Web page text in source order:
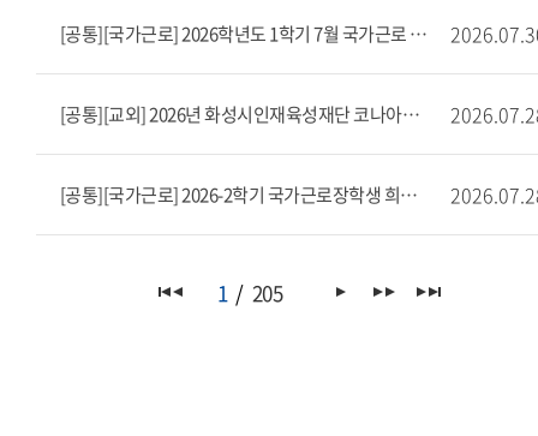
[공통][국가근로] 2026학년도 1학기 7월 국가근로 출근부 마감 안내
[공통][교외] 2026년 화성시인재육성재단 코나아이 소상공인 장학생 모집(~8/11)
[공통][국가근로] 2026-2학기 국가근로장학생 희망근로지 신청 안내
1 205